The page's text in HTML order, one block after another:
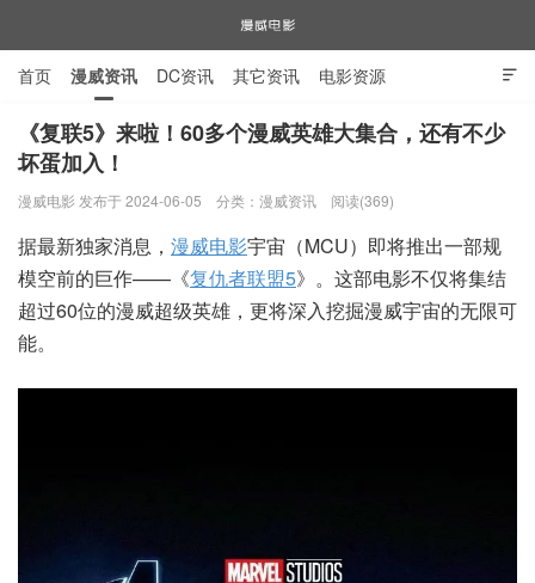
漫威电影

首页 漫威资讯 DC资讯 其它资讯 电影资源
电视剧资源 漫威图片
《复联5》来啦！60多个漫威英雄大集合，还有不少
坏蛋加入！
漫威电影 发布于 2024-06-05 分类： 漫威资讯 阅读(369)
据最新独家消息， 漫威电影宇宙（MCU）即将推出一部规
模空前的巨作——《复仇者联盟5》。这部电影不仅将集结
超过60位的漫威超级英雄，更将深入挖掘漫威宇宙的无限可
能。